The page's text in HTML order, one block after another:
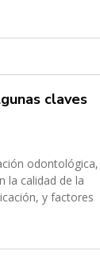
claves
odontológica,
la calidad de la
y factores